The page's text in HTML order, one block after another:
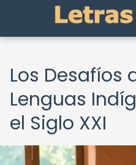
Los Desafíos
Lenguas
el Siglo XXI